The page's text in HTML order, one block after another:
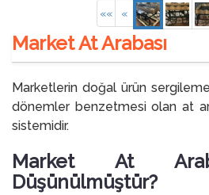
«« «
Market At Arabası
Marketlerin doğal ürün
dönemler benzetmesi olan at
sistemidir.
Market At
Düşünülmüştür?